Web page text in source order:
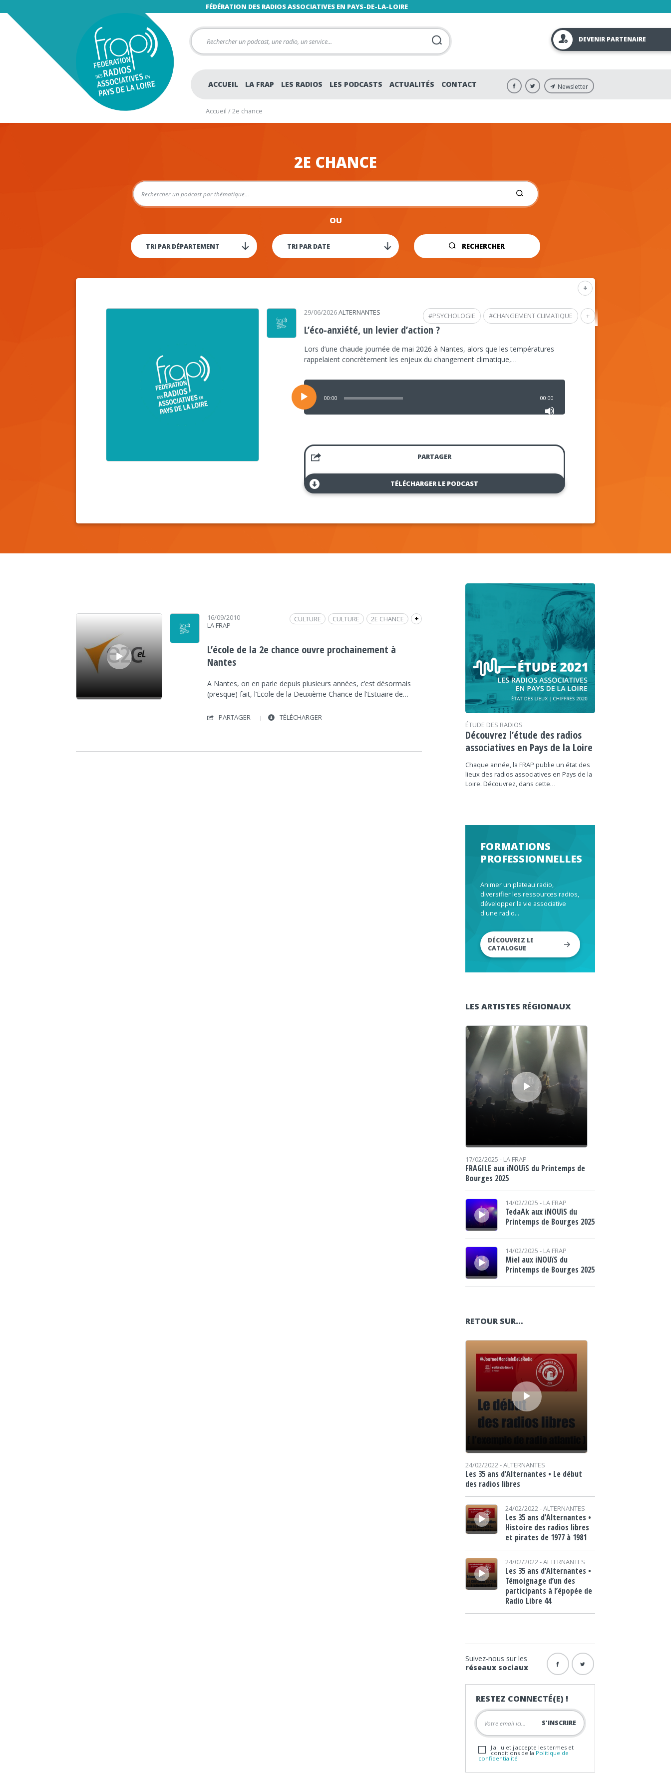
FÉDÉRATION DES RADIOS ASSOCIATIVES EN PAYS-DE-LA-LOIRE
DEVENIR PARTENAIRE
ACCUEIL LA FRAP LES RADIOS LES PODCASTS ACTUALITÉS CONTACT Newsletter
Accueil /2e chance
2E CHANCE
OU
RECHERCHER
+
+
#CHANGEMENT CLIMATIQUE
#PSYCHOLOGIE
29/06/2026ALTERNANTES
L’éco-anxiété, un levier d’action ?
Lors d’une chaude journée de mai 2026 à Nantes, alors que les températures
rappelaient concrètement les enjeux du changement climatique,…
Lecteur
audio
00:00 00:00
PARTAGER
TÉLÉCHARGER LE PODCAST
Lecteur audio
16/09/2010
LA FRAP
+
2E CHANCE
CULTURE
CULTURE
ECONOMIE
ECONOMIE
POLITIQUE
QUARTIERS
SOCIÉTÉ
SOCIÉTÉ
L’école de la 2e chance ouvre prochainement à
Nantes
A Nantes, on en parle depuis plusieurs années, c’est désormais
(presque) fait, l’Ecole de la Deuxième Chance de l’Estuaire de…
PARTAGER
TÉLÉCHARGER
ÉTUDE DES RADIOS
Découvrez l’étude des radios
associatives en Pays de la Loire
Chaque année, la FRAP publie un état des
lieux des radios associatives en Pays de la
Loire. Découvrez, dans cette…
FORMATIONS
PROFESSIONNELLES
Animer un plateau radio,
diversifier les ressources radios,
développer la vie associative
d'une radio...
DÉCOUVREZ LE
CATALOGUE
LES ARTISTES RÉGIONAUX
Lecteur audio
17/02/2025 - LA FRAP
FRAGILE aux iNOUïS du Printemps de
Bourges 2025
Lecteur audio
14/02/2025 - LA FRAP
TedaAk aux iNOUïS du
Printemps de Bourges 2025
Lecteur audio 14/02/2025 - LA FRAP
Miel aux iNOUïS du
Printemps de Bourges 2025
RETOUR SUR…
Lecteur audio
24/02/2022 -ALTERNANTES
Les 35 ans d’Alternantes • Le début
des radios libres
Lecteur audio
24/02/2022 -ALTERNANTES
Les 35 ans d’Alternantes •
Histoire des radios libres
et pirates de 1977 à 1981
Lecteur audio
24/02/2022 -ALTERNANTES
Les 35 ans d’Alternantes •
Témoignage d’un des
participants à l’épopée de
Radio Libre 44
Suivez-nous sur les
réseaux sociaux
RESTEZ CONNECTÉ(E) !
J'ai lu et j'accepte les termes et
conditions de la Politique de
confidentialité